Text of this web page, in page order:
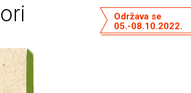
Održava se
05.-08.10.2022.